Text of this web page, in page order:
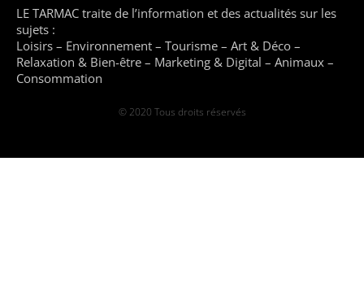
LE TARMAC traite de l’information et des actualités sur les
sujets :
Loisirs – Environnement – Tourisme – Art & Déco –
Relaxation & Bien-être – Marketing & Digital – Animaux –
Consommation
© 2020 Tous droits réservés